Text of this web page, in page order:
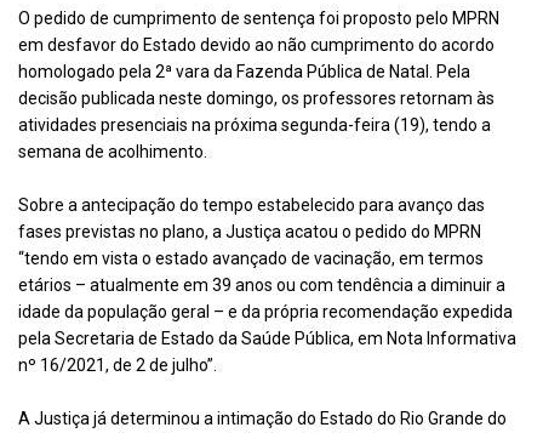
O pedido de cumprimento de sentença foi proposto pelo MPRN
em desfavor do Estado devido ao não cumprimento do acordo
homologado pela 2ª vara da Fazenda Pública de Natal. Pela
decisão publicada neste domingo, os professores retornam às
atividades presenciais na próxima segunda-feira (19), tendo a
semana de acolhimento.
Sobre a antecipação do tempo estabelecido para avanço das
fases previstas no plano, a Justiça acatou o pedido do MPRN
“tendo em vista o estado avançado de vacinação, em termos
etários – atualmente em 39 anos ou com tendência a diminuir a
idade da população geral – e da própria recomendação expedida
pela Secretaria de Estado da Saúde Pública, em Nota Informativa
nº 16/2021, de 2 de julho”.
A Justiça já determinou a intimação do Estado do Rio Grande do